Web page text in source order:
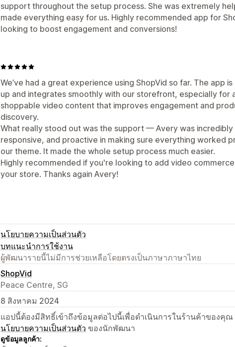
support throughout the setup process. She was extremely
made everything easy for us. Highly recommended app for
looking to boost engagement and conversions!
We’ve had a great experience using ShopVid so far. The app
up and integrates smoothly with our storefront, especially for
shoppable video content that improves engagement and
discovery.
What really stood out was the support — Avery was incredibly
responsive, and proactive in making sure everything worked
our theme. It made the whole setup process much easier.
Highly recommended if you're looking to add video
your store. Thanks again Avery!
นโยบายความเป็นส่วนตัว
บทแนะนำการใช้งาน
ผู้พัฒนารายนี้ไม่มีการช่วยเหลือโดยตรงเป็นภาษาภาษาไทย
ShopVid
Peace Centre, SG
8 สิงหาคม 2024
แอปนี้ต้องมีสิทธิ์เข้าถึงข้อมูลต่อไปนี้เพื่อดำเนินการในร้านค้าของคุ
นโยบายความเป็นส่วนตัว ของนักพัฒนา
ดูข้อมูลลูกค้า: